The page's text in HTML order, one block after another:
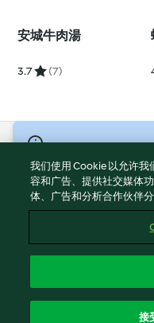
安城牛肉湯
3.7 (7)
服務條款
隱私權政策
網頁所有權
回報内容
我们使用 Cookie 以允许
容和广告、提供社交媒体
体、广告和分析合作伙伴
接